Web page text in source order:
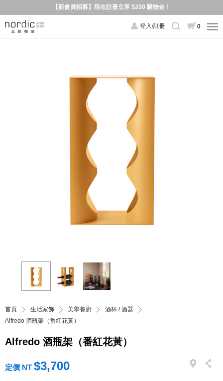
【新會員招募】現在註冊立享 $200 購物金！
登入/註冊 0
首頁 生活家飾 美學餐廚
酒杯 / 酒器
Alfredo 酒瓶架（番紅花黃）
Alfredo 酒瓶架（番紅花黃）
定價 NT $3,700